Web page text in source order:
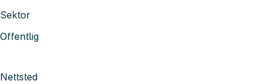
Sektor
Offentlig
Nettsted